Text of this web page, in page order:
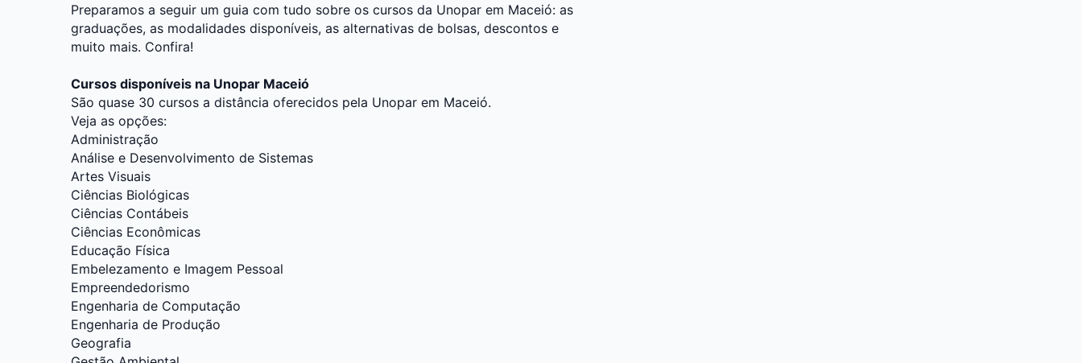
Preparamos a seguir um guia com tudo sobre os cursos da Unopar em Maceió: as
graduações, as modalidades disponíveis, as alternativas de bolsas, descontos e
muito mais. Confira!
Cursos disponíveis na Unopar Maceió
São quase 30 cursos a distância oferecidos pela Unopar em Maceió.
Veja as opções:
Administração
Análise e Desenvolvimento de Sistemas
Artes Visuais
Ciências Biológicas
Ciências Contábeis
Ciências Econômicas
Educação Física
Embelezamento e Imagem Pessoal
Empreendedorismo
Engenharia de Computação
Engenharia de Produção
Geografia